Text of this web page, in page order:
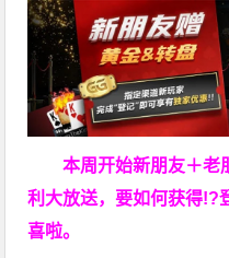
本周开始新朋友＋老
利大放送，要如何获得!?
喜啦。